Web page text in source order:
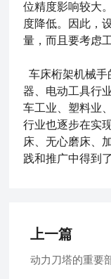
位精度影响较大
度降低。因此，
量，而且要考虑
车床桁架机械
器、电动工具行
车工业、塑料业
行业也逐步在实
床、无心磨床、
践和推广中得到
上一篇
动力刀塔的重要